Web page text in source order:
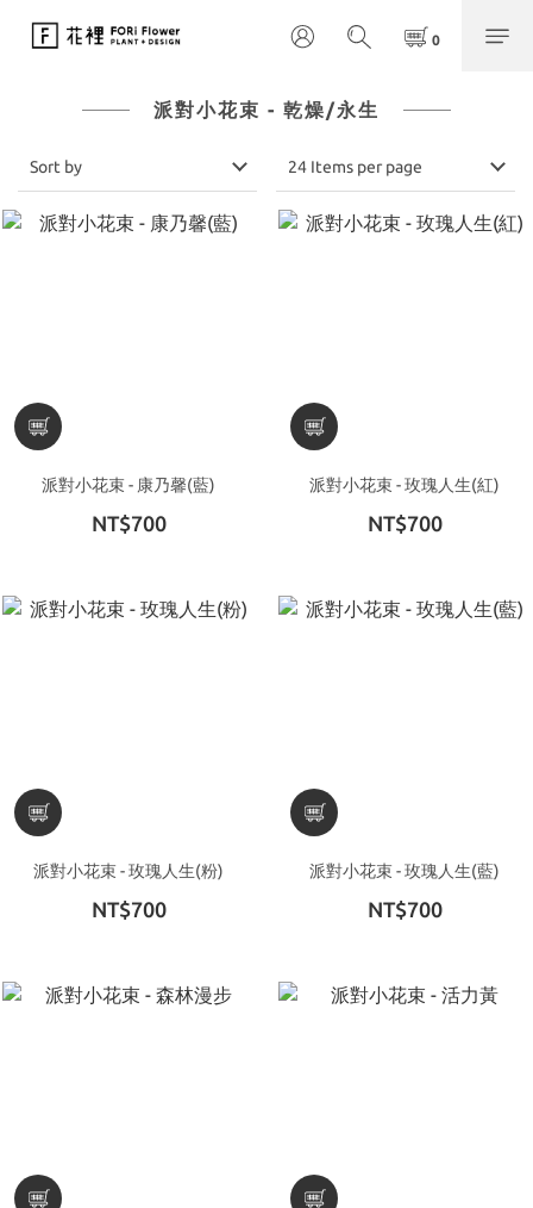
派對小花束 - 乾燥/永生
Sort by 24 Items per page
派對小花束 - 康乃馨(藍)
NT$700
派對小花束 - 玫瑰人生(紅)
NT$700
派對小花束 - 玫瑰人生(粉)
NT$700
派對小花束 - 玫瑰人生(藍)
NT$700